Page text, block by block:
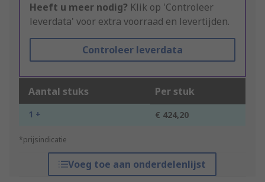
Heeft u meer nodig? Klik op 'Controleer
leverdata' voor extra voorraad en levertijden.
Controleer leverdata
Aantal stuks Per stuk
1 + € 424,20
*prijsindicatie
Voeg toe aan onderdelenlijst